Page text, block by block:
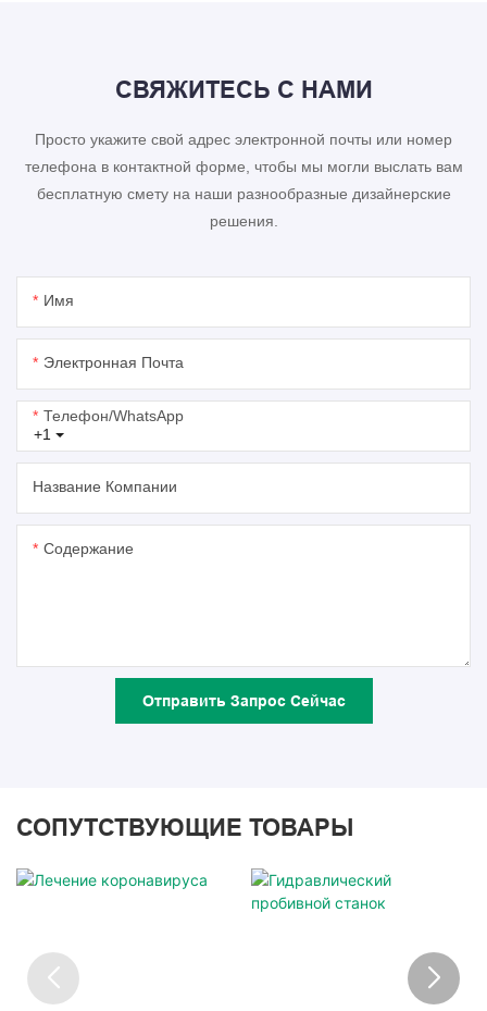
СВЯЖИТЕСЬ С НАМИ
Просто укажите свой адрес электронной почты или номер
телефона в контактной форме, чтобы мы могли выслать вам
бесплатную смету на наши разнообразные дизайнерские
решения.
Имя
Электронная Почта
+1
Телефон/WhatsApp
Название Компании
Содержание
Отправить Запрос Сейчас
СОПУТСТВУЮЩИЕ ТОВАРЫ